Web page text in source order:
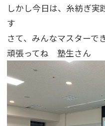
しかし今日は、糸紡ぎ実
す
さて、みんなマスターで
頑張ってね 塾生さん